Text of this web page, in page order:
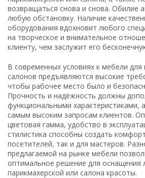
возвращаться снова и снова. Обилие
любую обстановку. Наличие
оборудования вдохновит любого
на творческое и внимательное
клиенту, чем заслужит его
В современных условиях к мебели для
салонов предъявляются высокие
чтобы рабочее место было и
Прочность и надёжность должны
функциональными характеристиками,
самым высоким запросам клиентов.
цветовая гамма, удобство в
стилистика способны создать
посетителей, так и для мастеров.
предлагаемой на рынке мебели
оптимальное решение для оснащения
парикмахерской или салона красоты.